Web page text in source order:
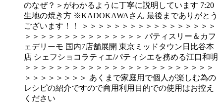
のなぜ？＞がわかるように丁寧に説明しています 7:20
生地の焼き方 ※KADOKAWAさん 最後までありがとう
ございます！！ ＞＞＞＞＞＞＞＞＞＞＞＞＞＞＞＞＞
＞＞＞＞＞＞＞＞＞＞＞＞＞＞＞ パティスリー＆カフ
ェデリーモ 国内7店舗展開 東京ミッドタウン日比谷本
店 シェフショコラティエ/パティシエを務める江口和明
＞＞＞＞＞＞＞＞＞＞＞＞＞＞＞＞＞＞＞＞＞＞＞＞
＞＞＞＞＞＞＞＞ あくまで家庭用で個人が楽しむ為の
レシピの紹介ですので商用利用目的での使用はお控え
ください